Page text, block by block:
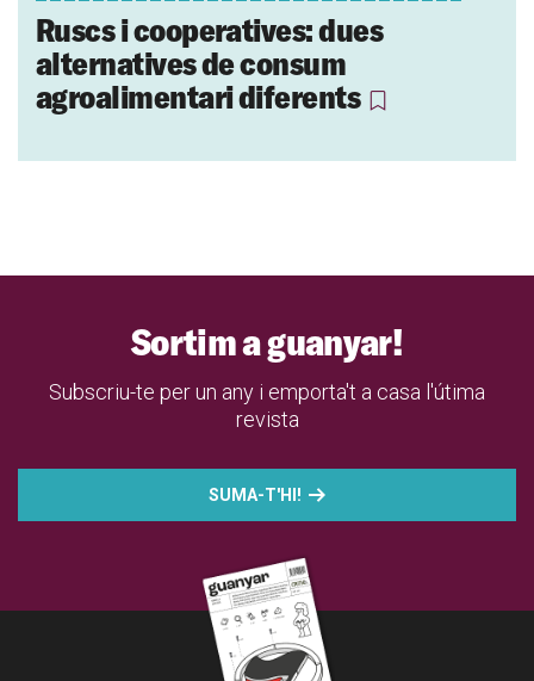
Ruscs i cooperatives: dues
alternatives de consum
agroalimentari diferents
Sortim a guanyar!
Subscriu-te per un any i emporta't a casa l'útima
revista
SUMA-T'HI!